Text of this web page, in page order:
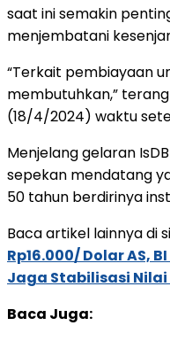
saat ini semakin
menjembatani
“Terkait pembiayaan
membutuhkan,”
(18/4/2024) waktu
Menjelang gelaran
sepekan mendatang
50 tahun berdirinya
Baca artikel lainnya di
Rp16.000/ Dolar AS,
Jaga Stabilisasi Nilai
Baca Juga: